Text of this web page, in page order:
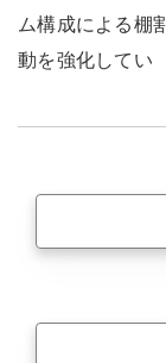
ム構成による棚
動を強化してい